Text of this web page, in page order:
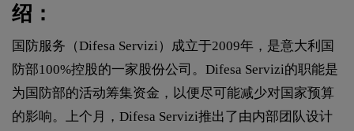
绍：
国防服务（Difesa Servizi）成立于2009年，是意大利国
防部100%控股的一家股份公司。Difesa Servizi的职能是
为国防部的活动筹集资金，以便尽可能减少对国家预算
的影响。上个月，Difesa Servizi推出了由内部团队设计